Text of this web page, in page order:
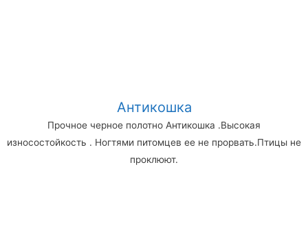
Антикошка
Прочное черное полотно Антикошка .Высокая
износостойкость . Ногтями питомцев ее не прорвать.Птицы не
проклюют.